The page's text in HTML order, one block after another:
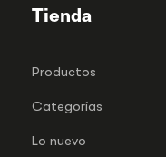
Tienda
Productos
Categorías
Lo nuevo